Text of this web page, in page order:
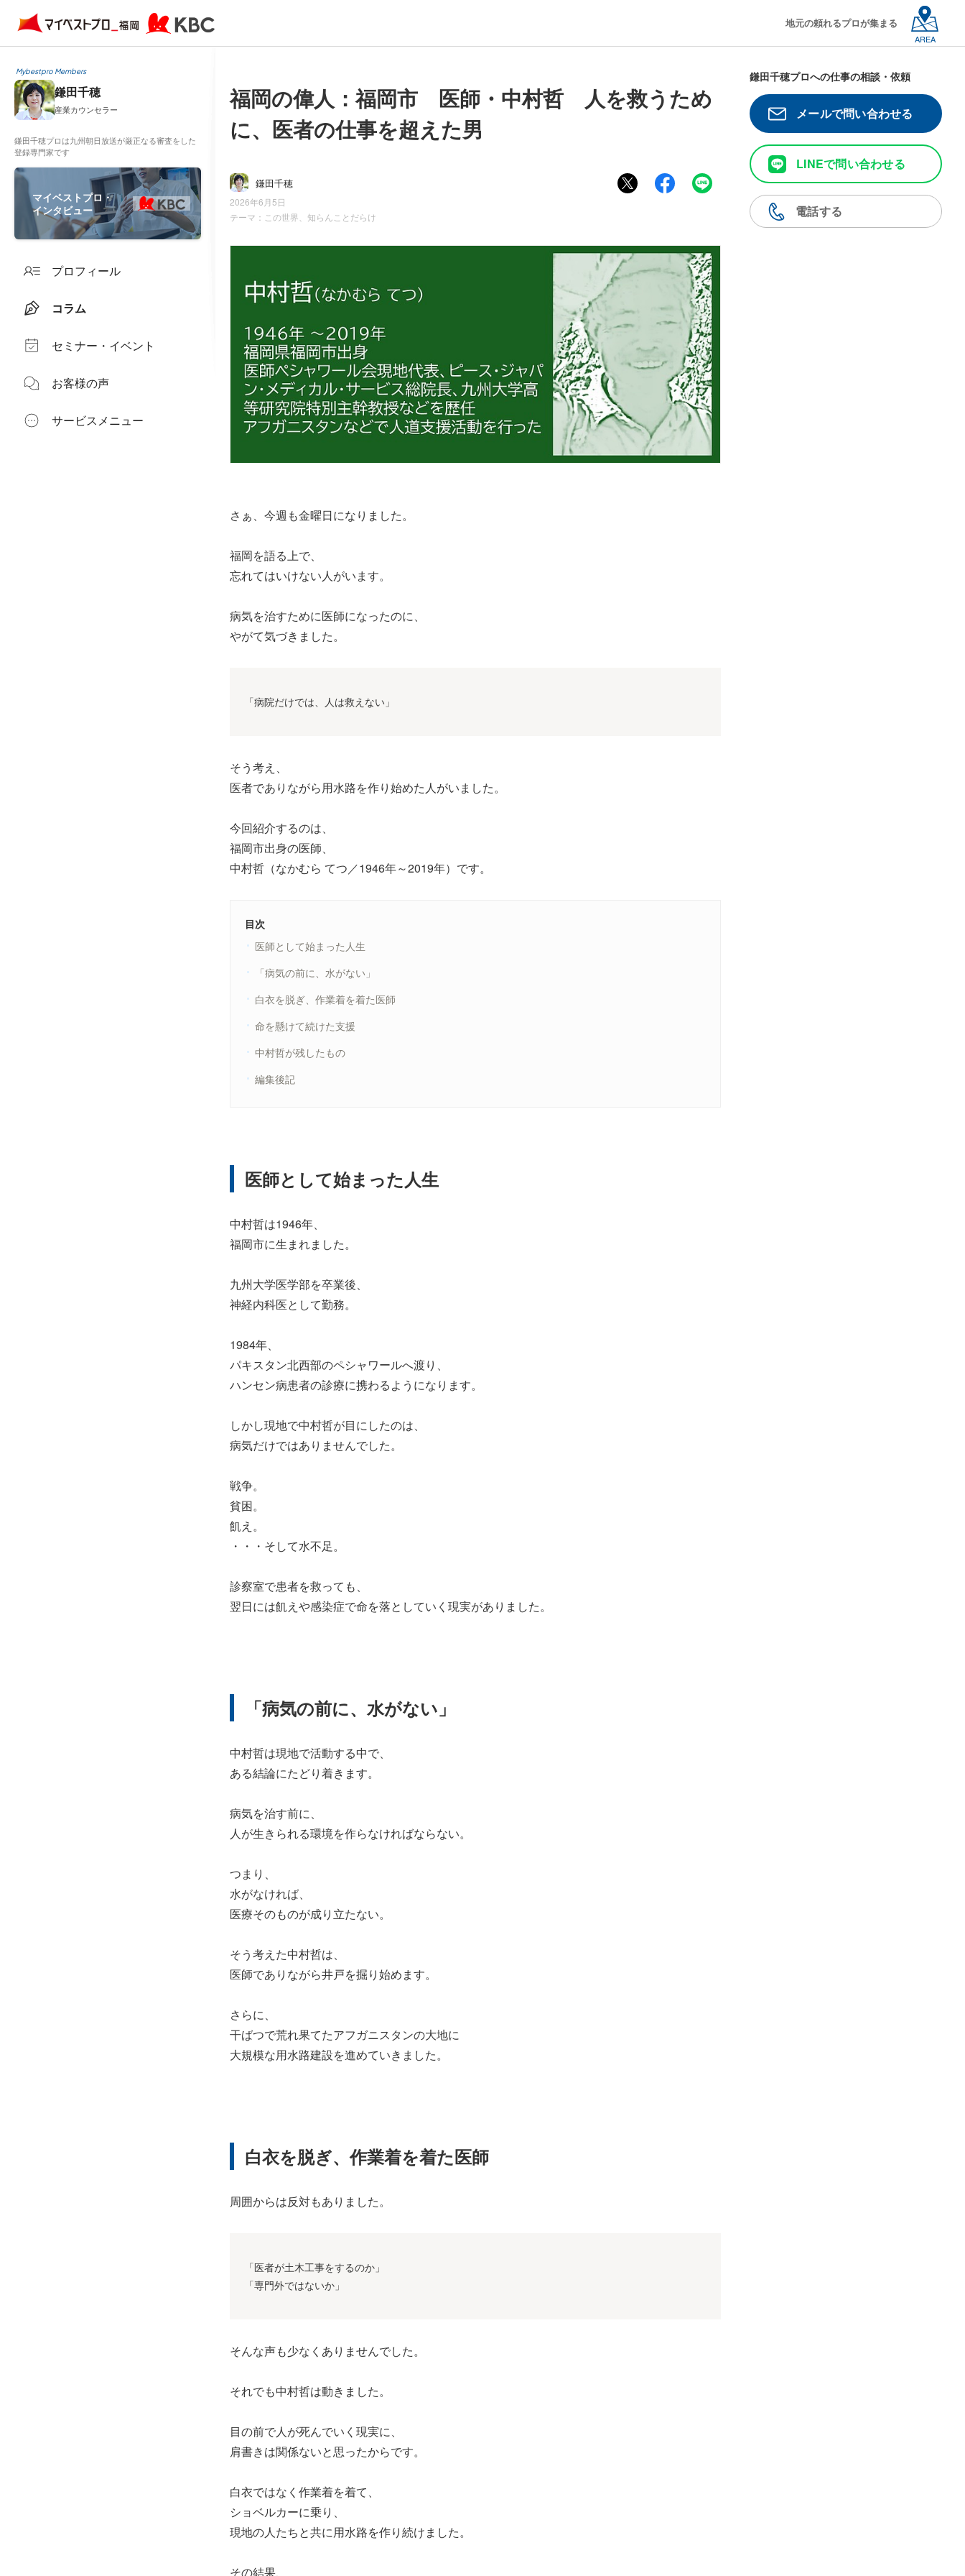
地元の頼れるプロが集まる
AREA
Mybestpro Members
鎌田千穂
産業カウンセラー
鎌田千穂プロは九州朝日放送が厳正なる審査をした
登録専門家です
マイベストプロ・
インタビュー
プロフィール
コラム
セミナー・イベント
お客様の声
サービスメニュー
福岡の偉人：福岡市 医師・中村哲 人を救うため
に、医者の仕事を超えた男
鎌田千穂
2026年6月5日
テーマ： この世界、知らんことだらけ
さぁ、今週も金曜日になりました。
福岡を語る上で、
忘れてはいけない人がいます。
病気を治すために医師になったのに、
やがて気づきました。
「病院だけでは、人は救えない」
そう考え、
医者でありながら用水路を作り始めた人がいました。
今回紹介するのは、
福岡市出身の医師、
中村哲（なかむら てつ／1946年～2019年）です。
目次
医師として始まった人生
「病気の前に、水がない」
白衣を脱ぎ、作業着を着た医師
命を懸けて続けた支援
中村哲が残したもの
編集後記
医師として始まった人生
中村哲は1946年、
福岡市に生まれました。
九州大学医学部を卒業後、
神経内科医として勤務。
1984年、
パキスタン北西部のペシャワールへ渡り、
ハンセン病患者の診療に携わるようになります。
しかし現地で中村哲が目にしたのは、
病気だけではありませんでした。
戦争。
貧困。
飢え。
・・・そして水不足。
診察室で患者を救っても、
翌日には飢えや感染症で命を落としていく現実がありました。
「病気の前に、水がない」
中村哲は現地で活動する中で、
ある結論にたどり着きます。
病気を治す前に、
人が生きられる環境を作らなければならない。
つまり、
水がなければ、
医療そのものが成り立たない。
そう考えた中村哲は、
医師でありながら井戸を掘り始めます。
さらに、
干ばつで荒れ果てたアフガニスタンの大地に
大規模な用水路建設を進めていきました。
白衣を脱ぎ、作業着を着た医師
周囲からは反対もありました。
「医者が土木工事をするのか」
「専門外ではないか」
そんな声も少なくありませんでした。
それでも中村哲は動きました。
目の前で人が死んでいく現実に、
肩書きは関係ないと思ったからです。
白衣ではなく作業着を着て、
ショベルカーに乗り、
現地の人たちと共に用水路を作り続けました。
その結果、
鎌田千穂プロへの仕事の相談・依頼
メールで問い合わせる
LINEで問い合わせる
電話する